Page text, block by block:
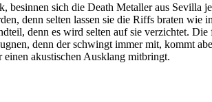
besinnen sich die Death Metaller aus
denn selten lassen sie die Riffs braten
denn es wird selten auf sie verzichtet.
denn der schwingt immer mit, kommt
einen akustischen Ausklang mitbringt.